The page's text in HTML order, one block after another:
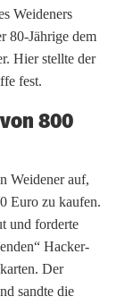
Weideners
80-Jährige dem
Hier stellte der
fest.
800
Weidener auf,
Euro zu kaufen.
und forderte
Hacker-
Der
sandte die